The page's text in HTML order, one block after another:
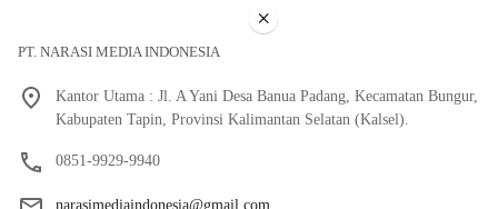
PT. NARASI MEDIA INDONESIA
Kantor Utama : Jl. A Yani Desa Banua Padang, Kecamatan Bungur,
Kabupaten Tapin, Provinsi Kalimantan Selatan (Kalsel).
0851-9929-9940
narasimediaindonesia@gmail.com
×